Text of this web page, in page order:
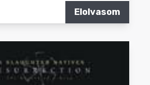
Elolvasom